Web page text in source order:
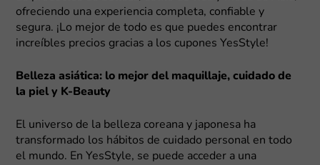
ofreciendo una experiencia completa, confiable y
segura. ¡Lo mejor de todo es que puedes encontrar
increíbles precios gracias a los cupones YesStyle!
Belleza asiática: lo mejor del maquillaje, cuidado de
la piel y K-Beauty
El universo de la belleza coreana y japonesa ha
transformado los hábitos de cuidado personal en todo
el mundo. En YesStyle, se puede acceder a una